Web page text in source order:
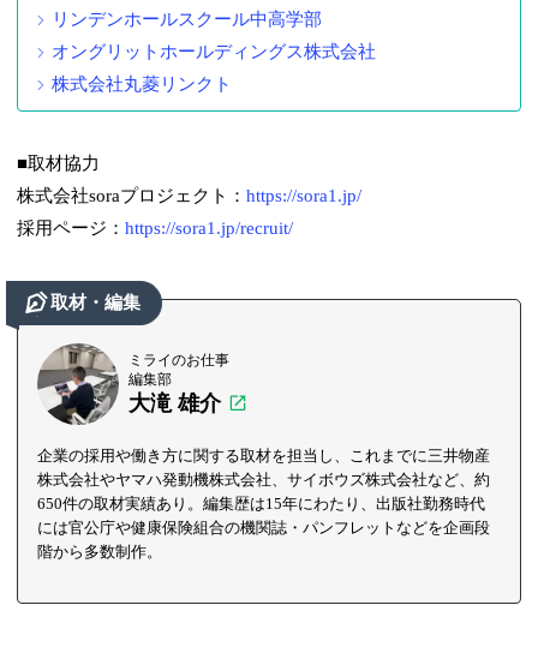
リンデンホールスクール中高学部
オングリットホールディングス株式会社
株式会社丸菱リンクト
■取材協力
株式会社soraプロジェクト：https://sora1.jp/
採用ページ：https://sora1.jp/recruit/
取材・編集
ミライのお仕事
編集部
大滝 雄介
企業の採用や働き方に関する取材を担当し、これまでに三井物産
株式会社やヤマハ発動機株式会社、サイボウズ株式会社など、約
650件の取材実績あり。編集歴は15年にわたり、出版社勤務時代
には官公庁や健康保険組合の機関誌・パンフレットなどを企画段
階から多数制作。